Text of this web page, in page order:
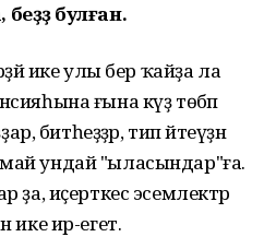
булған.
ике улы бер ҡайҙа ла
ғына күҙ төбәп
битһеҙҙәр, тип әйтеүҙән
ундай "ыласындар"ға.
ҙа, иҫерткес эсемлектәр
ике ир-егет.